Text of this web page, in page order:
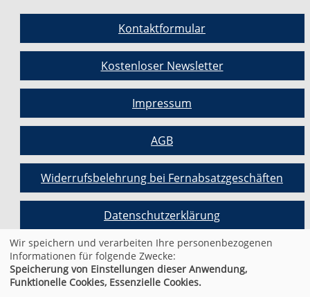
Kontaktformular
Kostenloser Newsletter
Impressum
AGB
Widerrufsbelehrung bei Fernabsatzgeschäften
Datenschutzerklärung
Cookie Einstellungen
Wir speichern und verarbeiten Ihre personenbezogenen
Informationen für folgende Zwecke:
Speicherung von Einstellungen dieser Anwendung,
Funktionelle Cookies, Essenzielle Cookies.